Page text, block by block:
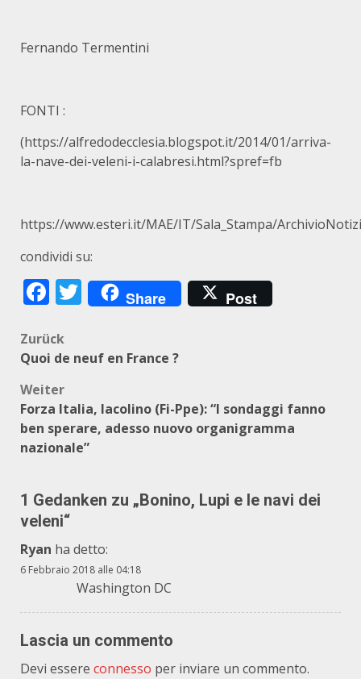
Fernando Termentini
FONTI :
(https://alfredodecclesia.blogspot.it/2014/01/arriva-
la-nave-dei-veleni-i-calabresi.html?spref=fb
https://www.esteri.it/MAE/IT/Sala_Stampa/
condividi su:
Facebook
Twitter
Share Post
Beitragsnavigation
Zurück
Quoi de neuf en France ?
Weiter
Forza Italia, Iacolino (Fi-Ppe): “I sondaggi fanno
ben sperare, adesso nuovo organigramma
nazionale”
1 Gedanken zu „Bonino, Lupi e le navi dei
veleni“
Ryan ha detto:
6 Febbraio 2018 alle 04:18
Washington DC
Lascia un commento
Devi essere connesso per inviare un commento.